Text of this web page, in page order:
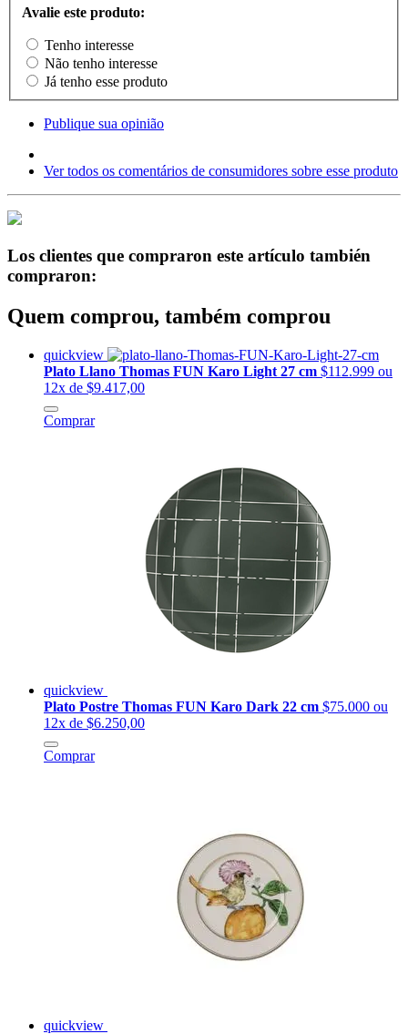
Avalie este produto:
Tenho interesse
Não tenho interesse
Já tenho esse produto
Publique sua opinião
Ver todos os comentários de consumidores sobre esse produto
Los clientes que compraron este artículo también
compraron:
Quem comprou, também comprou
quickview
Plato Llano Thomas FUN Karo Light 27 cm $112.999 ou
12x de $9.417,00
Comprar
quickview
Plato Postre Thomas FUN Karo Dark 22 cm $75.000 ou
12x de $6.250,00
Comprar
quickview